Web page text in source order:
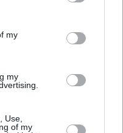
its third-party tags to
in below Google
my
my
Use,
of my
Ευρώπη, αν και οι
τα τελευταία
κάτω του μέσου
σε όλη την
να